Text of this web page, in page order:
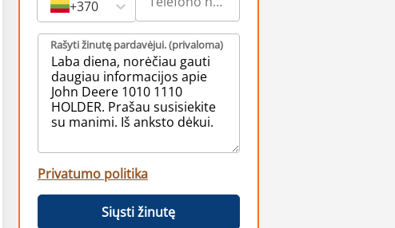
+370
Rašyti žinutę pardavėjui. (privaloma)
Privatumo politika
Siųsti žinutę